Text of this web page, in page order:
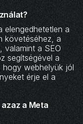
elengedhetetlen a
követéséhez, a
valamint a SEO
segítségével a
webhelyük jól
érje el a
a Meta